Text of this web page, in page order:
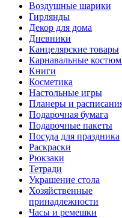
Воздушные шарики
Гирлянды
Декор для дома
Дневники
Канцелярские товары
Карнавальные
Книги
Косметика
Настольные игры
Планеры и
Подарочная бумага
Подарочные пакеты
Посуда для праздника
Раскраски
Рюкзаки
Тетради
Украшение стола
Хозяйственные
принадлежности
Часы и ремешки